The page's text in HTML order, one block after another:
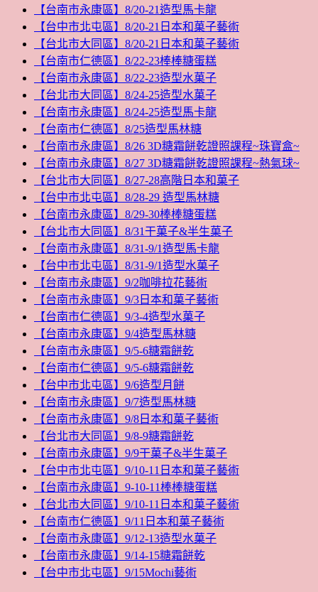
【台南市永康區】8/20-21造型馬卡龍
【台中市北屯區】8/20-21日本和菓子藝術
【台北市大同區】8/20-21日本和菓子藝術
【台南市仁德區】8/22-23棒棒糖蛋糕
【台南市永康區】8/22-23造型水菓子
【台北市大同區】8/24-25造型水菓子
【台南市永康區】8/24-25造型馬卡龍
【台南市仁德區】8/25造型馬林糖
【台南市永康區】8/26 3D糖霜餅乾證照課程~珠寶盒~
【台南市永康區】8/27 3D糖霜餅乾證照課程~熱氣球~
【台北市大同區】8/27-28高階日本和菓子
【台中市北屯區】8/28-29 造型馬林糖
【台南市永康區】8/29-30棒棒糖蛋糕
【台北市大同區】8/31干菓子&半生菓子
【台南市永康區】8/31-9/1造型馬卡龍
【台中市北屯區】8/31-9/1造型水菓子
【台南市永康區】9/2咖啡拉花藝術
【台南市永康區】9/3日本和菓子藝術
【台南市仁德區】9/3-4造型水菓子
【台南市永康區】9/4造型馬林糖
【台南市永康區】9/5-6糖霜餅乾
【台南市仁德區】9/5-6糖霜餅乾
【台中市北屯區】9/6造型月餅
【台南市永康區】9/7造型馬林糖
【台南市永康區】9/8日本和菓子藝術
【台北市大同區】9/8-9糖霜餅乾
【台南市永康區】9/9干菓子&半生菓子
【台中市北屯區】9/10-11日本和菓子藝術
【台南市永康區】9-10-11棒棒糖蛋糕
【台北市大同區】9/10-11日本和菓子藝術
【台南市仁德區】9/11日本和菓子藝術
【台南市永康區】9/12-13造型水菓子
【台南市永康區】9/14-15糖霜餅乾
【台中市北屯區】9/15Mochi藝術